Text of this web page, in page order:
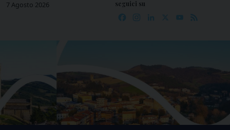
Skip7 Agosto 2026 seguici su
Facebook
Instagram
LinkedIn YouTube